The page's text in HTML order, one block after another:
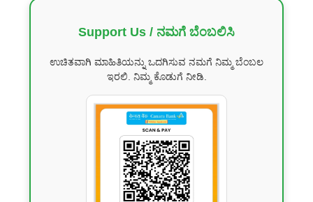
Support Us / ನಮಗೆ ಬೆಂಬಲಿಸಿ
ಉಚಿತವಾಗಿ ಮಾಹಿತಿಯನ್ನು ಒದಗಿಸುವ ನಮಗೆ ನಿಮ್ಮ ಬೆಂಬಲ
ಇರಲಿ. ನಿಮ್ಮ ಕೊಡುಗೆ ನೀಡಿ.